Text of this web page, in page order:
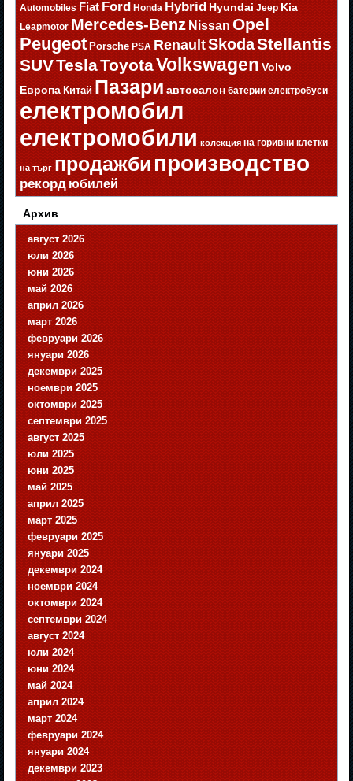
Automobiles Fiat Ford Honda Hybrid Hyundai Jeep Kia
Leapmotor Mercedes-Benz Nissan Opel
Peugeot Porsche PSA RenaultSkodaStellantis
SUVTeslaToyotaVolkswagen Volvo
Европа Китай Пазари автосалон батерии електробуси
електромобил
електромобили колекция на горивни клетки
на търг продажбипроизводство
рекорд юбилей
Архив
август 2026
юли 2026
юни 2026
май 2026
април 2026
март 2026
февруари 2026
януари 2026
декември 2025
ноември 2025
октомври 2025
септември 2025
август 2025
юли 2025
юни 2025
май 2025
април 2025
март 2025
февруари 2025
януари 2025
декември 2024
ноември 2024
октомври 2024
септември 2024
август 2024
юли 2024
юни 2024
май 2024
април 2024
март 2024
февруари 2024
януари 2024
декември 2023